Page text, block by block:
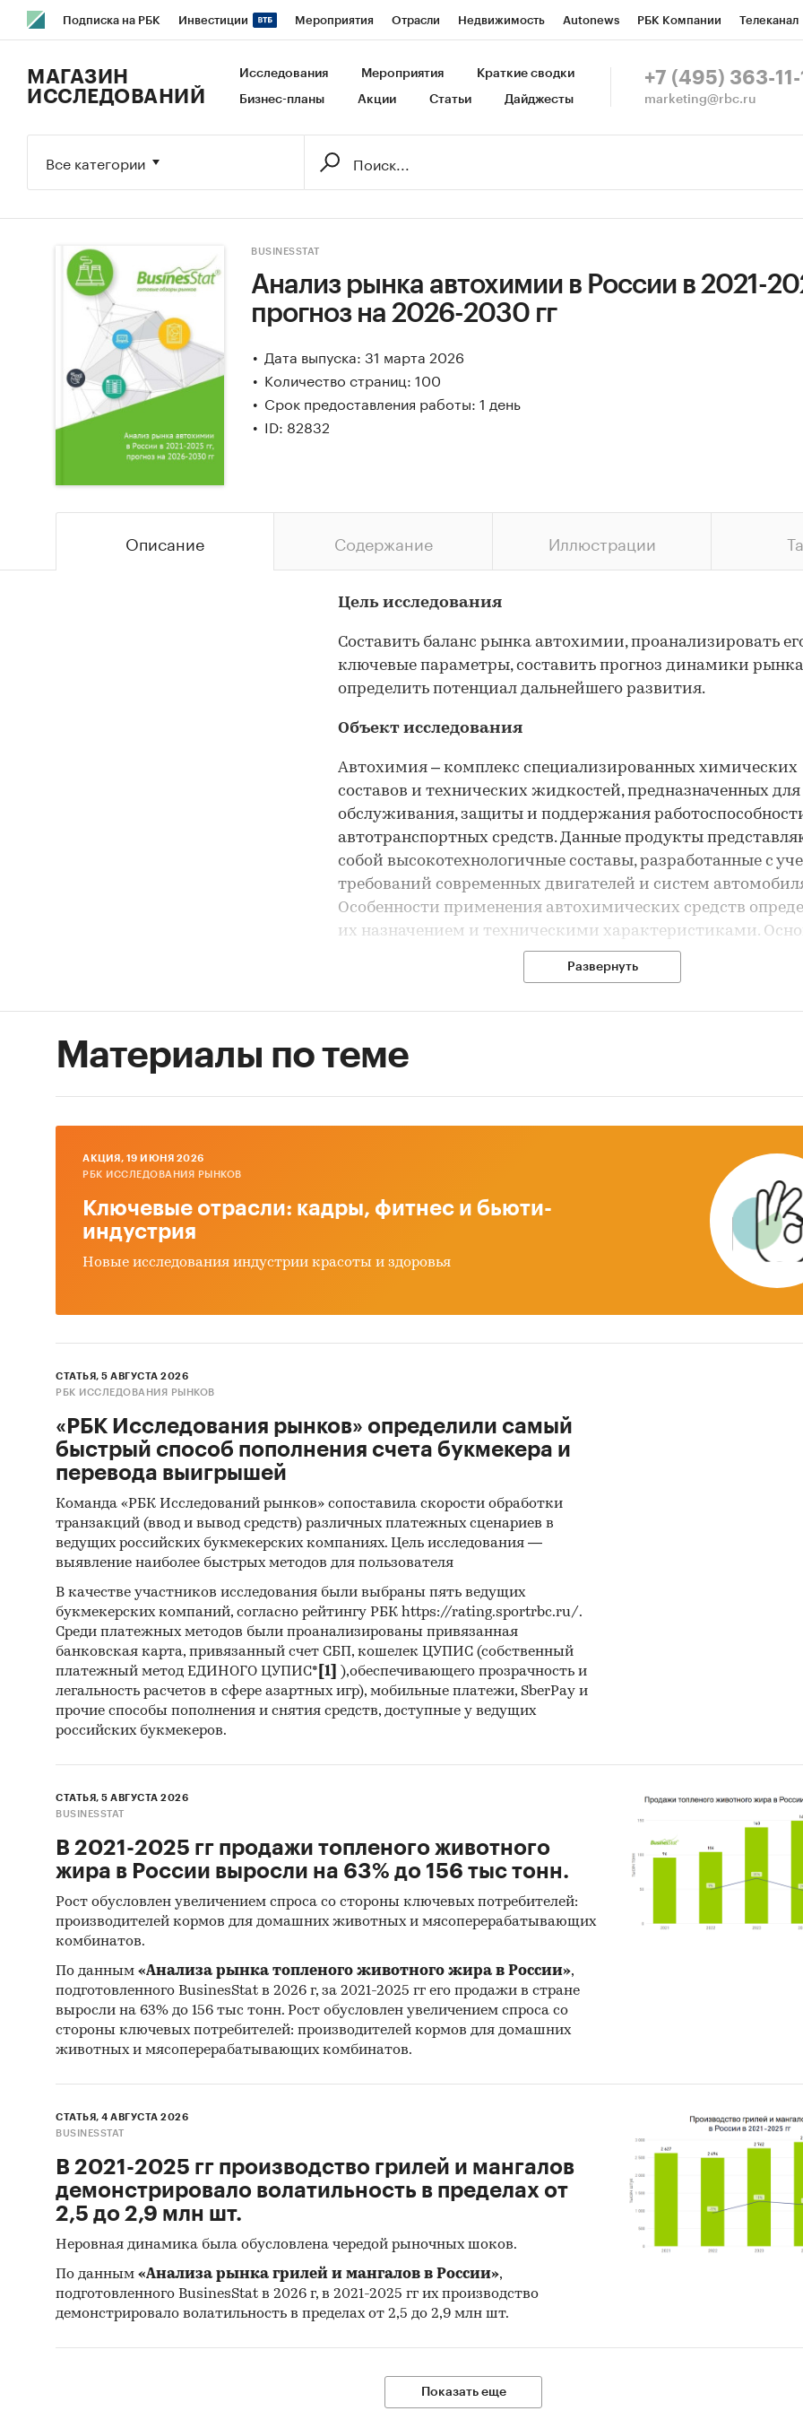
Подписка на РБК Инвестиции Мероприятия Отрасли Недвижимость Autonews РБК Компании Телеканал
Исследования Кредитные рейтинги Франшизы Газета Спецпроекты СПб Конференции СПб Спецпроекты
МАГАЗИН
ИССЛЕДОВАНИЙ
Исследования Мероприятия Краткие сводки
Бизнес-планы Акции Статьи Дайджесты
+7 (495) 363-11-
marketing@rbc.ru
Все категории
BUSINESSTAT
Анализ рынка автохимии в России в 2021-
прогноз на 2026-2030 гг
Дата выпуска: 31 марта 2026
Количество страниц: 100
Срок предоставления работы: 1 день
ID: 82832
Описание Содержание Иллюстрации
Цель исследования
Составить баланс рынка автохимии, проанализировать
ключевые параметры, составить прогноз динамики
определить потенциал дальнейшего развития.
Объект исследования
Автохимия – комплекс специализированных химических
составов и технических жидкостей, предназначенных для
обслуживания, защиты и поддержания
автотранспортных средств. Данные продукты
собой высокотехнологичные составы, разработанные с
требований современных двигателей и систем
Особенности применения автохимических средств
их назначением и техническими характеристиками.
назначение автохимии заключается в продлении срока
взаимосвязь с авторынком
потенциал импортозамещения в сегменте
конкуренция с китайскими производителями
сырьевая зависимость от импортных компонентов,
производстве премиальных масел и
сокращение экспорта
господдержка проектов, связанных с производством
Основные аспекты исследования
факторы рынка, драйверы и барьеры
производство, продажи, экспорт и импорт, средние цены
баланс спроса, предложения и складских запасов
рейтинги основных игроков: производителей,
импортеров
уровень конкуренции и инвестиционная
рынка
моторные, гидравлические, трансмиссионные масла
смазки
средства для очистки топливной системы и присадки
прочие средства
по каналам:
госзакупки
коммерческие закупки (B2B)
розничные продажи детализированы по типам
онлайн-торговля
сетевая
Рейтинги
Аэростар Контракт, Аллея Групп, ВМПАвто, Полиэкс,
Развернуть
Материалы по теме
AКЦИЯ, 19 ИЮНЯ 2026
РБК ИССЛЕДОВАНИЯ РЫНКОВ
Ключевые отрасли: кадры, фитнес и бьюти-
индустрия
Новые исследования индустрии красоты и здоровья
СТАТЬЯ, 5 АВГУСТА 2026
РБК ИССЛЕДОВАНИЯ РЫНКОВ
«РБК Исследования рынков» определили самый
быстрый способ пополнения счета букмекера и
перевода выигрышей
Команда «РБК Исследований рынков» сопоставила скорости обработки
транзакций (ввод и вывод средств) различных платежных сценариев в
ведущих российских букмекерских компаниях. Цель исследования —
выявление наиболее быстрых методов для пользователя
В качестве участников исследования были выбраны пять ведущих
букмекерских компаний, согласно рейтингу РБК https://rating.sportrbc.ru/.
Среди платежных методов были проанализированы привязанная
банковская карта, привязанный счет СБП, кошелек ЦУПИС (собственный
платежный метод ЕДИНОГО ЦУПИС* [1]
),обеспечивающего прозрачность и
легальность расчетов в сфере азартных игр), мобильные платежи, SberPay и
прочие способы пополнения и снятия средств, доступные у ведущих
российских букмекеров.
СТАТЬЯ, 5 АВГУСТА 2026
BUSINESSTAT
В 2021-2025 гг продажи топленого животного
жира в России выросли на 63% до 156 тыс тонн.
Рост обусловлен увеличением спроса со стороны ключевых потребителей:
производителей кормов для домашних животных и мясоперерабатывающих
комбинатов.
По данным «Анализа рынка топленого животного жира в России»,
подготовленного BusinesStat в 2026 г, за 2021-2025 гг его продажи в стране
выросли на 63% до 156 тыс тонн. Рост обусловлен увеличением спроса со
стороны ключевых потребителей: производителей кормов для домашних
животных и мясоперерабатывающих комбинатов.
СТАТЬЯ, 4 АВГУСТА 2026
BUSINESSTAT
В 2021-2025 гг производство грилей и мангалов
демонстрировало волатильность в пределах от
2,5 до 2,9 млн шт.
Неровная динамика была обусловлена чередой рыночных шоков.
По данным «Анализа рынка грилей и мангалов в России»,
подготовленного BusinesStat в 2026 г, в 2021-2025 гг их производство
демонстрировало волатильность в пределах от 2,5 до 2,9 млн шт.
Показать еще